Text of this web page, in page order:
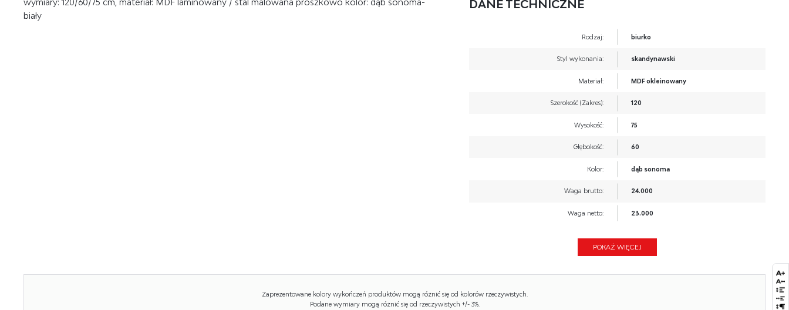
wymiary: 120/60/75 cm, materiał: MDF laminowany / stal malowana proszkowo kolor: dąb sonoma-
biały
DANE TECHNICZNE
Rodzaj: biurko
Styl wykonania: skandynawski
Materiał: MDF okleinowany
Szerokość (Zakres): 120
Wysokość: 75
Głębokość: 60
Kolor: dąb sonoma
Waga brutto: 24.000
Waga netto: 23.000
Jednostka miary: szt.
POKAŻ WIĘCEJ
Zaprezentowane kolory wykończeń produktów mogą różnić się od kolorów rzeczywistych.
Podane wymiary mogą różnić się od rzeczywistych +/- 3%.